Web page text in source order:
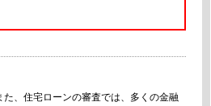
、住宅ローンの審査では、多くの金融